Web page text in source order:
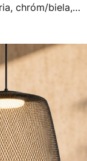
chróm/biela,